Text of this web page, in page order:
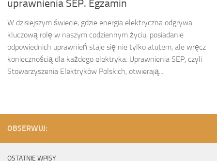
uprawnienia SEP. Egzamin
W dzisiejszym świecie, gdzie energia elektryczna odgrywa
kluczową rolę w naszym codziennym życiu, posiadanie
odpowiednich uprawnień staje się nie tylko atutem, ale wręcz
koniecznością dla każdego elektryka. Uprawnienia SEP, czyli
Stowarzyszenia Elektryków Polskich, otwierają...
OBSERWUJ:
OSTATNIE WPISY